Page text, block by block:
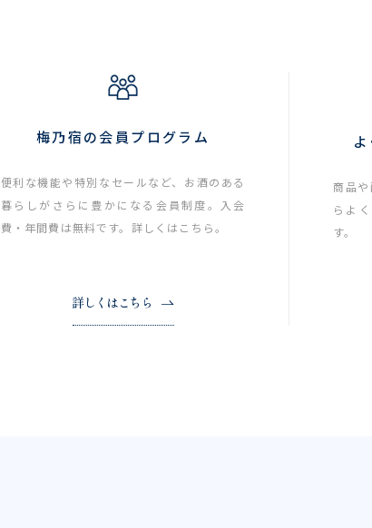
梅乃宿の会員プログラム
便利な機能や特別なセールなど、お酒のある
暮らしがさらに豊かになる会員制度。入会
費・年間費は無料です。詳しくはこちら。
詳しくはこちら
商品
らよ
す。